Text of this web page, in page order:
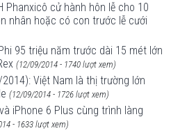
Phanxicô cử hành hôn lễ cho 10
nhân hoặc có con trước lễ cưới
95 triệu năm trước dài 15 mét lớn
(12/09/2014 - 1740 lượt xem)
Việt Nam là thị trường lớn
(12/09/2014 - 1726 lượt xem)
iPhone 6 Plus cùng trình làng
- 1633 lượt xem)